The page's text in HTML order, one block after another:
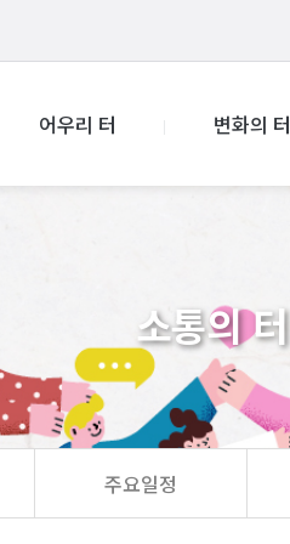
어우리 터 변화의 터
소통의 터
주요일정